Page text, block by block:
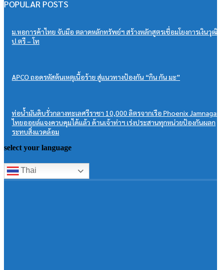
POPULAR POSTS
ม.หอการค้าไทย จับมือ ตลาดหลักทรัพย์ฯ สร้างหลักสูตรเชื่อมโยงการเงินวุฒิ
ป.ตรี – โท
APCO ถอดรหัสต้นเหตุเนื้อร้าย สู่แนวทางป้องกัน “กิน กัน มะ”
ท่อน้ำมันดิบรั่วกลางทะเลศรีราชา 10,000 ลิตรจากเรือ Phoenix Jamnagar
ไทยออยล์แจงควบคุมได้แล้ว ด้านเจ้าท่าฯ เร่งประสานทุกหน่วยป้องกันผลก
ระทบสิ่งแวดล้อม
select your language
Thai